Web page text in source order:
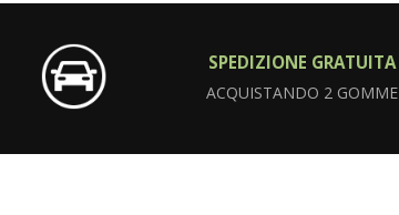
SPEDIZIONE GRATUITA
ACQUISTANDO 2 GOMME